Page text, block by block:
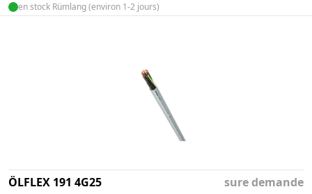
en stock Rümlang (environ 1-2 jours)
ÖLFLEX 191 4G25 sure demande